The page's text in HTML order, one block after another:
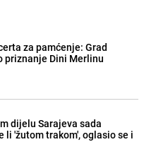
za pamćenje: Grad
priznanje Dini Merlinu
dijelu Sarajeva sada
li 'žutom trakom', oglasio se i